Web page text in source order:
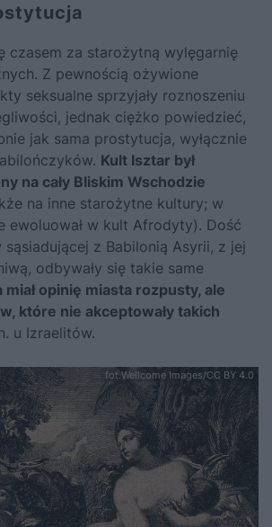
czasem za starożytną wylęgarnię
Z pewnością ożywione
seksualne sprzyjały roznoszeniu
jednak ciężko powiedzieć,
jak sama prostytucja, wyłącznie
Kult Isztar był
na cały Bliskim Wschodzie
na inne starożytne kultury; w
ewoluował w kult Afrodyty). Dość
z Babilonią Asyrii, z jej
odbywały się takie same
miał opinię miasta rozpusty, ale
które nie akceptowały takich
u Izraelitów.
fot.Wellcome Images/CC BY 4.0